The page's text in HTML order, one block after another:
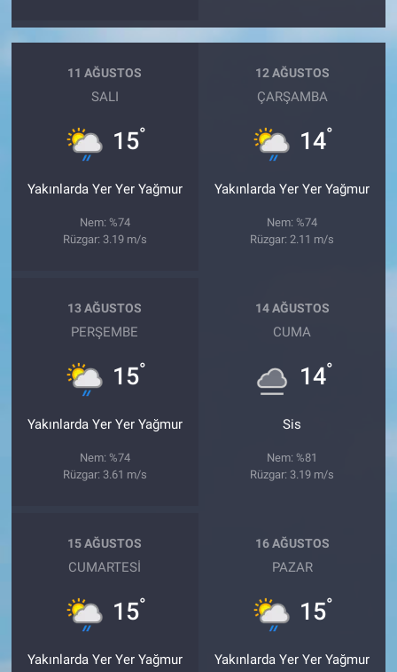
11 AĞUSTOS
SALI
15°
Yakınlarda Yer Yer Yağmur
Nem: %74
Rüzgar: 3.19 m/s
12 AĞUSTOS
ÇARŞAMBA
14°
Yakınlarda Yer Yer Yağmur
Nem: %74
Rüzgar: 2.11 m/s
13 AĞUSTOS
PERŞEMBE
15°
Yakınlarda Yer Yer Yağmur
Nem: %74
Rüzgar: 3.61 m/s
14 AĞUSTOS
CUMA
14°
Sis
Nem: %81
Rüzgar: 3.19 m/s
15 AĞUSTOS
CUMARTESI
15°
Yakınlarda Yer Yer Yağmur
16 AĞUSTOS
PAZAR
15°
Yakınlarda Yer Yer Yağmur